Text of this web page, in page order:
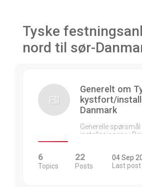
Tyske
nord til sør-
Generelt om
kystfort/
Danmark
Generelle
installasjonene i
6
Topics
22
Posts
04 Sep
Last post